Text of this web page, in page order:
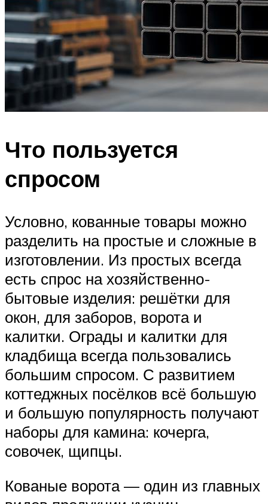
Что пользуется
спросом
Условно, кованные товары можно
разделить на простые и сложные в
изготовлении. Из простых всегда
есть спрос на хозяйственно-
бытовые изделия: решётки для
окон, для заборов, ворота и
калитки. Ограды и калитки для
кладбища всегда пользовались
большим спросом. С развитием
коттеджных посёлков всё большую
и большую популярность получают
наборы для камина: кочерга,
совочек, щипцы.
Кованые ворота — один из главных